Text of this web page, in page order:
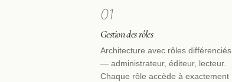
01
Gestion des rôles
Architecture avec rôles différenciés
— administrateur, éditeur, lecteur.
Chaque rôle accède à exactement